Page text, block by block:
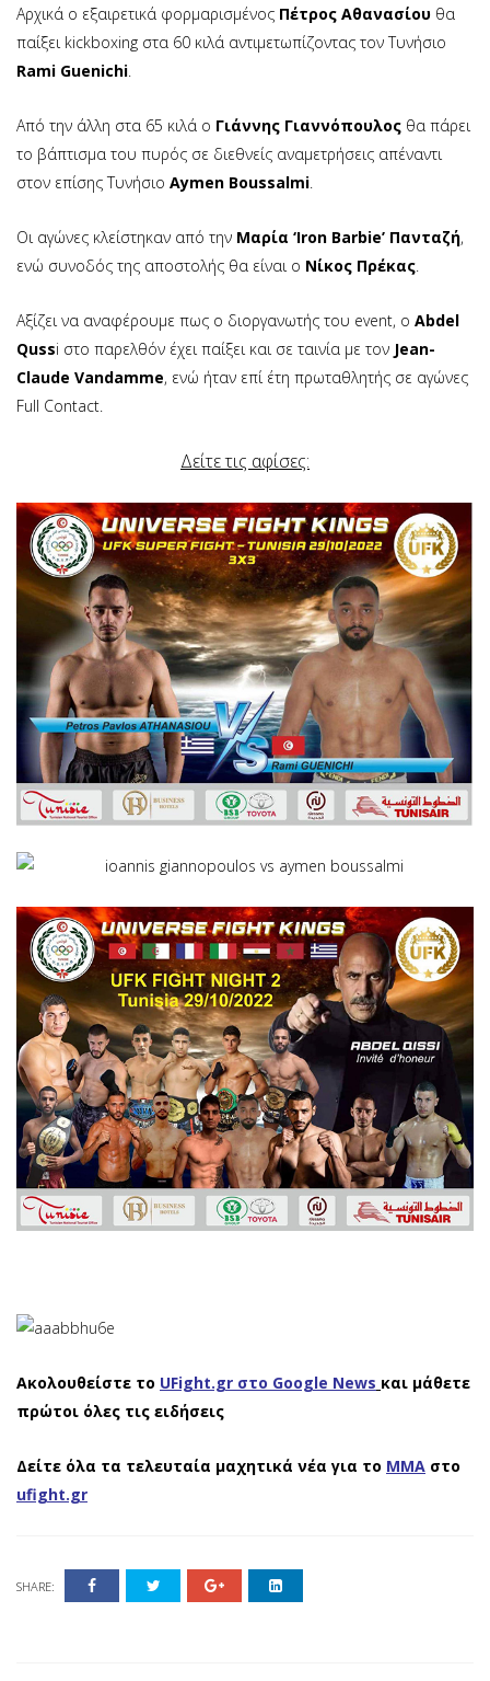
Αρχικά ο εξαιρετικά φορμαρισμένος Πέτρος Αθανασίου θα
παίξει kickboxing στα 60 κιλά αντιμετωπίζοντας τον Τυνήσιο
Rami Guenichi.
Από την άλλη στα 65 κιλά ο Γιάννης Γιαννόπουλος θα πάρει
το βάπτισμα του πυρός σε διεθνείς αναμετρήσεις απέναντι
στον επίσης Τυνήσιο Aymen Boussalmi.
Οι αγώνες κλείστηκαν από την Μαρία ‘Iron Barbie’ Πανταζή,
ενώ συνοδός της αποστολής θα είναι ο Νίκος Πρέκας.
Αξίζει να αναφέρουμε πως ο διοργανωτής του event, ο Abdel
Qussi στο παρελθόν έχει παίξει και σε ταινία με τον Jean-
Claude Vandamme, ενώ ήταν επί έτη πρωταθλητής σε αγώνες
Full Contact.
Δείτε τις αφίσες:
Ακολουθείστε το UFight.gr στο Google News και μάθετε
πρώτοι όλες τις ειδήσεις
Δείτε όλα τα τελευταία μαχητικά νέα για το ΜΜΑ στο
ufight.gr
SHARE: